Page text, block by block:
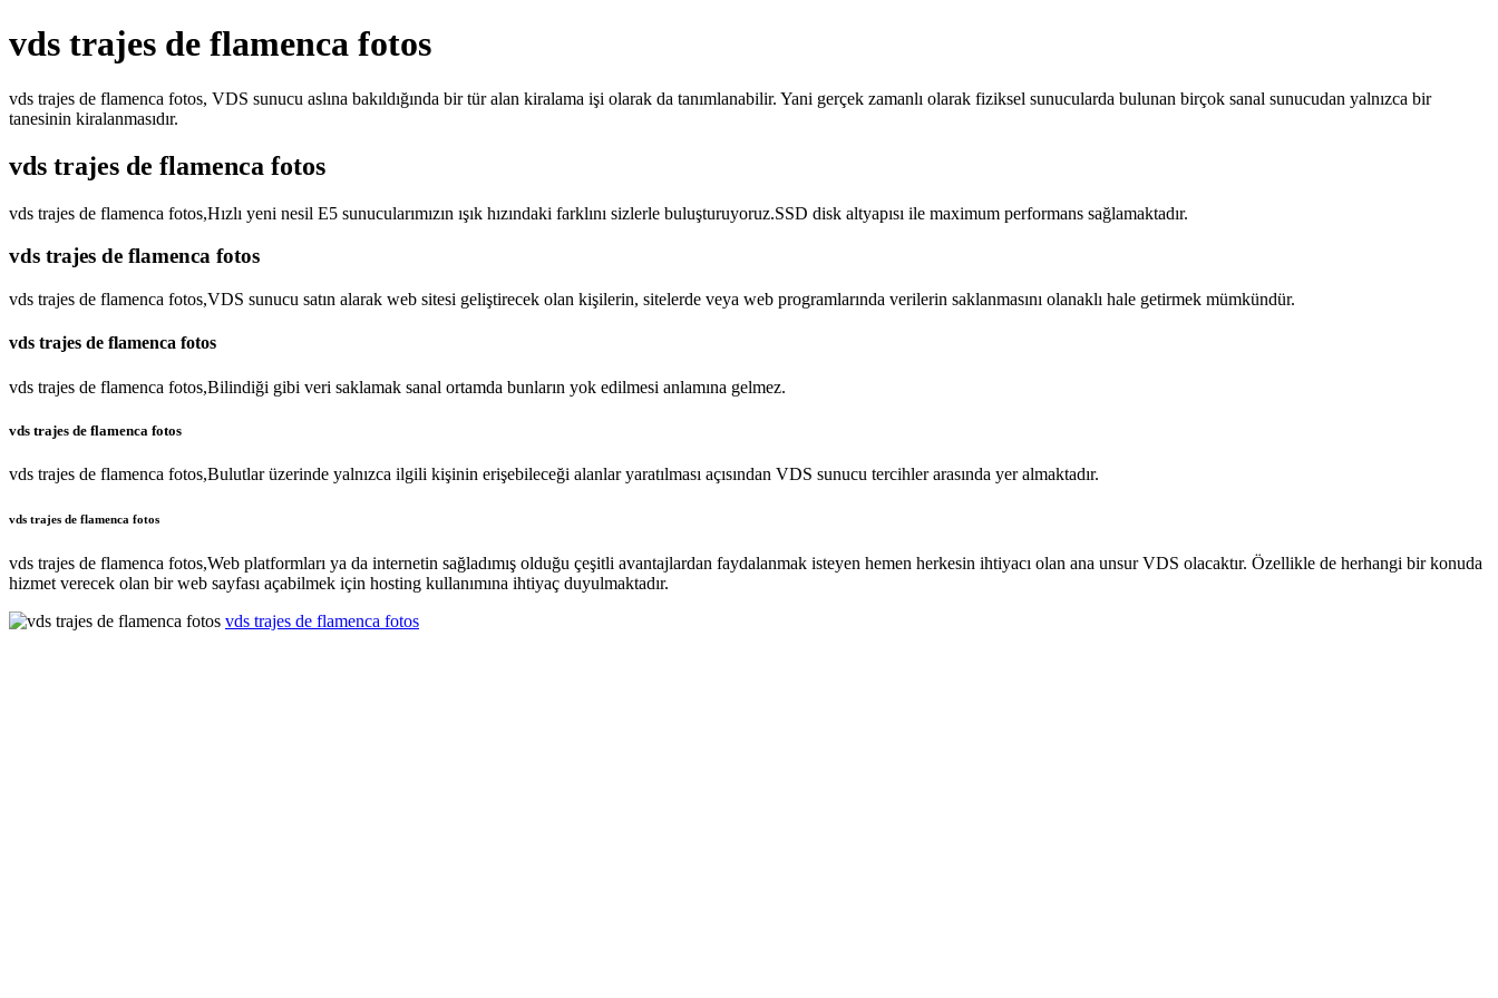
vds trajes de flamenca fotos
vds trajes de flamenca fotos, VDS sunucu aslına bakıldığında bir tür alan kiralama işi olarak da tanımlanabilir. Yani gerçek zamanlı olarak fiziksel sunucularda bulunan birçok sanal sunucudan yalnızca bir
tanesinin kiralanmasıdır.
vds trajes de flamenca fotos
vds trajes de flamenca fotos,Hızlı yeni nesil E5 sunucularımızın ışık hızındaki farklını sizlerle buluşturuyoruz.SSD disk altyapısı ile maximum performans sağlamaktadır.
vds trajes de flamenca fotos
vds trajes de flamenca fotos,VDS sunucu satın alarak web sitesi geliştirecek olan kişilerin, sitelerde veya web programlarında verilerin saklanmasını olanaklı hale getirmek mümkündür.
vds trajes de flamenca fotos
vds trajes de flamenca fotos,Bilindiği gibi veri saklamak sanal ortamda bunların yok edilmesi anlamına gelmez.
vds trajes de flamenca fotos
vds trajes de flamenca fotos,Bulutlar üzerinde yalnızca ilgili kişinin erişebileceği alanlar yaratılması açısından VDS sunucu tercihler arasında yer almaktadır.
vds trajes de flamenca fotos
vds trajes de flamenca fotos,Web platformları ya da internetin sağladımış olduğu çeşitli avantajlardan faydalanmak isteyen hemen herkesin ihtiyacı olan ana unsur VDS olacaktır. Özellikle de herhangi bir konuda
hizmet verecek olan bir web sayfası açabilmek için hosting kullanımına ihtiyaç duyulmaktadır.
vds trajes de flamenca fotos